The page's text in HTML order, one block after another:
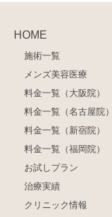
HOME
施術一覧
メンズ美容医療
料金一覧（大阪院）
料金一覧（名古屋院）
料金一覧（新宿院）
料金一覧（福岡院）
お試しプラン
治療実績
クリニック情報